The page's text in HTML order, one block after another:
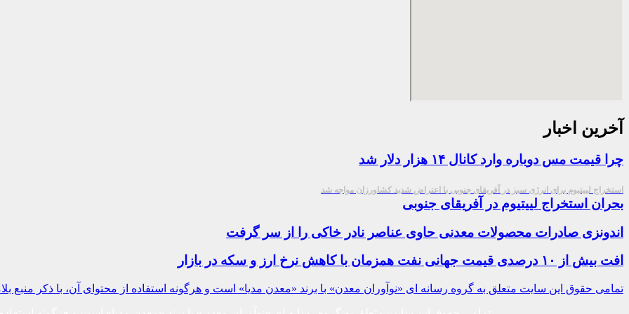
آخرین اخبار
چرا قیمت مس دوباره وارد کانال ۱۴ هزار دلار شد
استخراج لییتیوم برای انرژی سبز در آفریقای جنوبی با اعتراض شدید کشاورزان مواجه شد
بحران استخراج لییتیوم در آفریقای جنوبی
اندونزی صادرات محصولات معدنی حاوی عناصر نادر خاکی را از سر گرفت
افت بیش از ۱۰ درصدی قیمت جهانی نفت همزمان با کاهش نرخ ارز و سکه در بازار
تمامی حقوق این سایت متعلق به گروه رسانه ای «نوآوران معدن» با برند «معدن مدیا» است و هرگونه استفاده از محتوای آن، با ذکر منبع